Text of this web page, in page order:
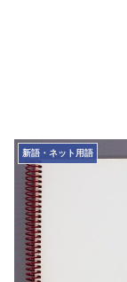
新語・ネット用語